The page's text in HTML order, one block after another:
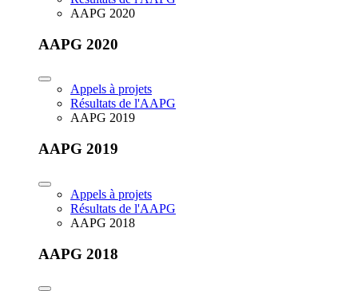
AAPG 2020
AAPG 2020
Appels à projets
Résultats de l'AAPG
AAPG 2019
AAPG 2019
Appels à projets
Résultats de l'AAPG
AAPG 2018
AAPG 2018